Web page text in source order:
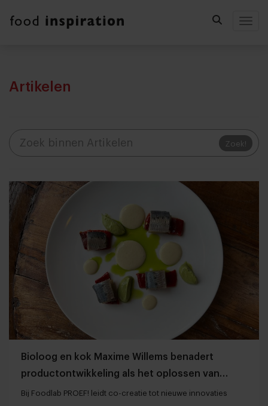
Artikelen
Zoek!
Bioloog en kok Maxime Willems benadert
productontwikkeling als het oplossen van
puzzels
Bij Foodlab PROEF! leidt co-creatie tot nieuwe innovaties